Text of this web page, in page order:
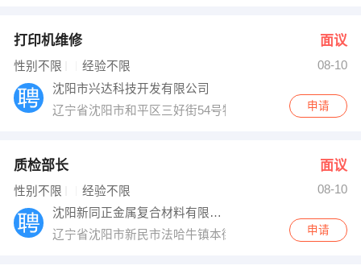
打印机维修 面议
性别不限 经验不限
08-10
沈阳市兴达科技开发有限公司
辽宁省沈阳市和平区三好街54号物产大厦C座101号
申请
质检部长 面议
性别不限 经验不限
08-10
沈阳新同正金属复合材料有限公司
辽宁省沈阳市新民市法哈牛镇本街
申请